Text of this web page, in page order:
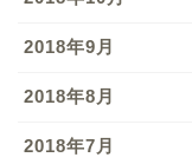
2018年9月
2018年8月
2018年7月